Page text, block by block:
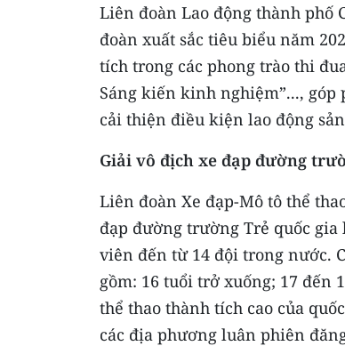
Liên đoàn Lao động thành phố
đoàn xuất sắc tiêu biểu năm
tích trong các phong trào thi
Sáng kiến kinh nghiệm”...,
cải thiện điều kiện lao động
Giải vô địch xe đạp đường
Liên đoàn Xe đạp-Mô tô thể
đạp đường trường Trẻ quốc gia
viên đến từ 14 đội trong nước.
gồm: 16 tuổi trở xuống; 17 đến
thể thao thành tích cao của
các địa phương luân phiên